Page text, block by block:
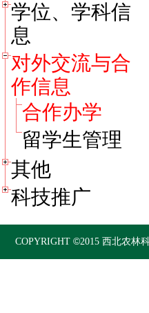
学位、学科信
息
对外交流与合
作信息
合作办学
留学生管理
其他
科技推广
COPYRIGHT©2015西北农林